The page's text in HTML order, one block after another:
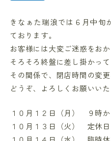
きなぁた瑞浪では６月中旬
ております。
お客様には大変ご迷惑をおか
そろそろ終盤に差し掛かって
その関係で、閉店時間の変
どうぞ、よろしくお願いいた
１０月１２日（月） ９時
１０月１３日（火） 定休日